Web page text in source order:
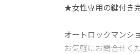
★女性専用の鍵付き
オートロックマンシ
お気軽にお問合せく